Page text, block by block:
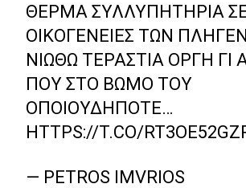
ΘΕΡΜΆ ΣΥΛΛΥΠΗΤΉΡΙΑ ΣΕ
ΟΙΚΟΓΈΝΕΙΕΣ ΤΩΝ
ΝΙΏΘΩ ΤΕΡΆΣΤΙΑ ΟΡΓΉ ΓΙ
ΠΟΥ ΣΤΟ ΒΩΜΌ ΤΟΥ
ΟΠΟΙΟΥΔΉΠΟΤΕ…
HTTPS://T.CO/
— PETROS IMVRIOS